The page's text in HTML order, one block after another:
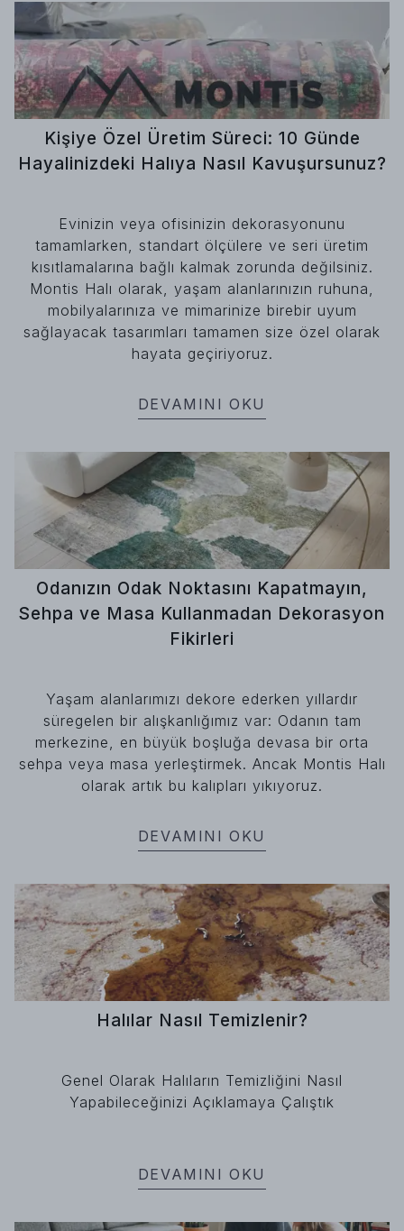
Kişiye Özel Üretim Süreci: 10 Günde
Hayalinizdeki Halıya Nasıl Kavuşursunuz?
Evinizin veya ofisinizin dekorasyonunu
tamamlarken, standart ölçülere ve seri üretim
kısıtlamalarına bağlı kalmak zorunda değilsiniz.
Montis Halı olarak, yaşam alanlarınızın ruhuna,
mobilyalarınıza ve mimarinize birebir uyum
sağlayacak tasarımları tamamen size özel olarak
hayata geçiriyoruz.
DEVAMINI OKU
Odanızın Odak Noktasını Kapatmayın,
Sehpa ve Masa Kullanmadan Dekorasyon
Fikirleri
Yaşam alanlarımızı dekore ederken yıllardır
süregelen bir alışkanlığımız var: Odanın tam
merkezine, en büyük boşluğa devasa bir orta
sehpa veya masa yerleştirmek. Ancak Montis Halı
olarak artık bu kalıpları yıkıyoruz.
DEVAMINI OKU
Halılar Nasıl Temizlenir?
Genel Olarak Halıların Temizliğini Nasıl
Yapabileceğinizi Açıklamaya Çalıştık
DEVAMINI OKU